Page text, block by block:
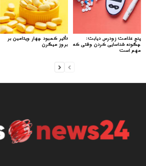
تأثیر کمبود چهار ویتامین بر
بروز میگرن
پنج علامت زودرس دیابت:
چگونه شناسایی کردن وقتی که
مهم است